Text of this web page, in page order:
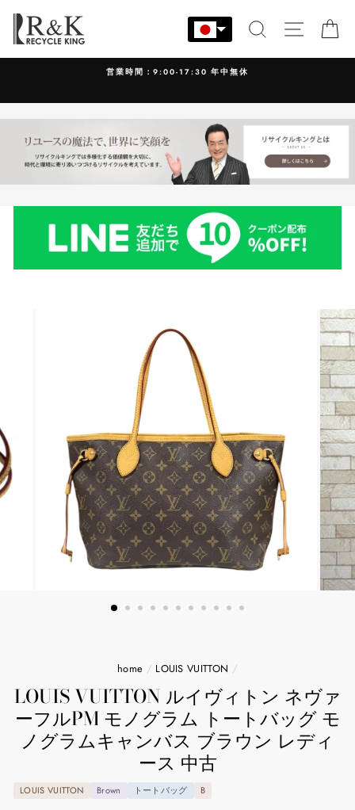
ン
す
検索 サイト
営業時間：9:00-17:30 年中無休
home / LOUIS VUITTON /
LOUIS VUITTON ルイヴィトン ネヴァ
ーフルPM モノグラム トートバッグ モ
ノグラムキャンバス ブラウン レディ
ース 中古
LOUIS VUITTON Brown トートバッグ B